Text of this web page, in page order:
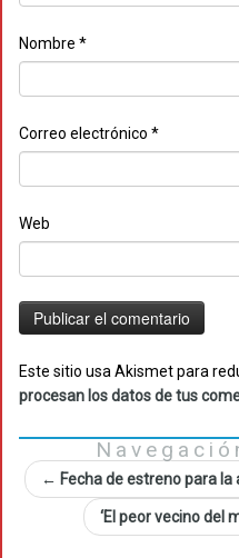
Nombre *
Correo electrónico *
Web
Este sitio usa Akismet para
procesan los datos de tus
← Fecha de estreno para la
‘El peor vecino del